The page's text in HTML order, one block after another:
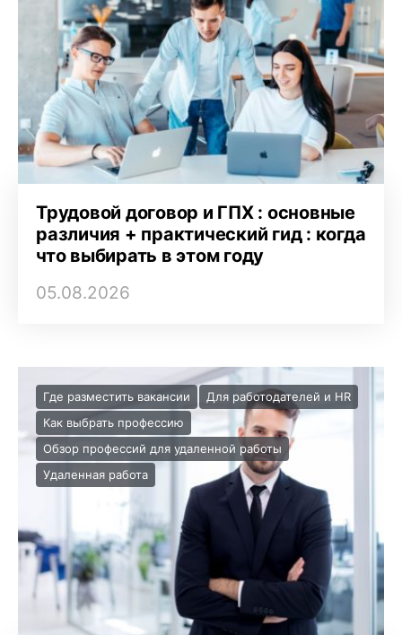
Трудовой договор и ГПХ : основные
различия + практический гид : когда
что выбирать в этом году
05.08.2026
Где разместить вакансии
Для работодателей и HR
Как выбрать профессию
Обзор профессий для удаленной работы
Удаленная работа